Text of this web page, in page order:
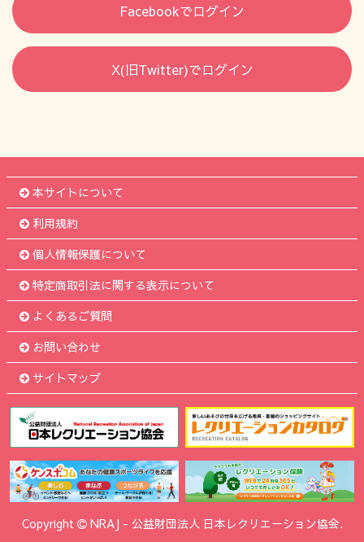
Facebookでログイン
X(旧Twitter)でログイン
本サイトについて
利用規約
個人情報保護について
特定商取引法に関する表示について
よくあるご質問
お問い合わせ
サイトマップ
Copyright NRAJ - 公益財団法人 日本レクリエーション協会.